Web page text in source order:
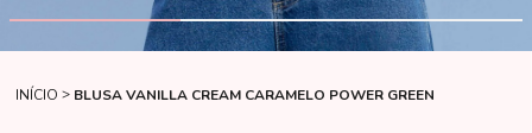
INÍCIO BLUSA VANILLA CREAM CARAMELO POWER GREEN